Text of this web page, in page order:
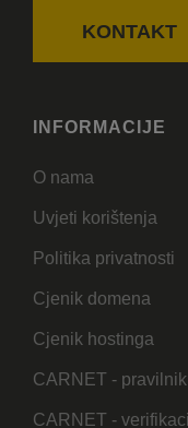
KONTAKT
INFORMACIJE
O nama
Uvjeti korištenja
Politika privatnosti
Cjenik domena
Cjenik hostinga
CARNET - pravilnik
CARNET -